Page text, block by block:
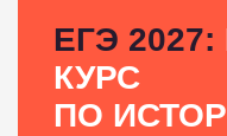
ЕГЭ 2027:
КУРС
ПО